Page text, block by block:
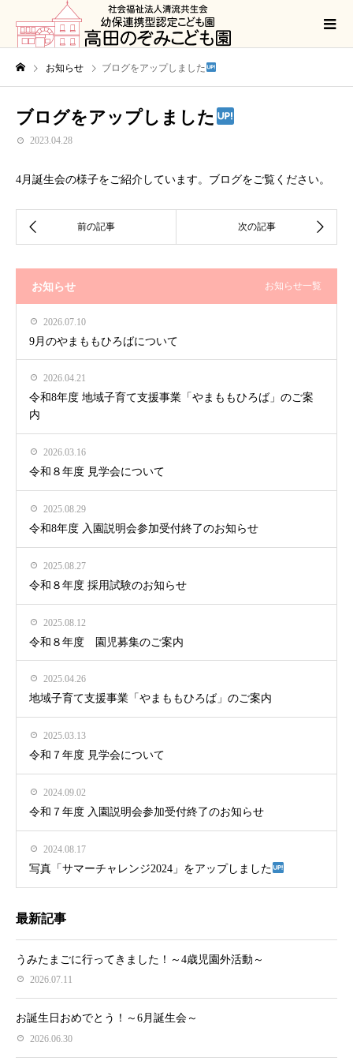
お知らせ ブログをアップしました
ブログをアップしました
2023.04.28
4月誕生会の様子をご紹介しています。ブログをご覧ください。
お知らせ お知らせ一覧
2026.07.10
9月のやまももひろばについて
2026.04.21
令和8年度 地域子育て支援事業「やまももひろば」のご案
内
2026.03.16
令和８年度 見学会について
2025.08.29
令和8年度 入園説明会参加受付終了のお知らせ
2025.08.27
令和８年度 採用試験のお知らせ
2025.08.12
令和８年度 園児募集のご案内
2025.04.26
地域子育て支援事業「やまももひろば」のご案内
2025.03.13
令和７年度 見学会について
2024.09.02
令和７年度 入園説明会参加受付終了のお知らせ
2024.08.17
写真「サマーチャレンジ2024」をアップしました
最新記事
うみたまごに行ってきました！～4歳児園外活動～
2026.07.11
お誕生日おめでとう！～6月誕生会～
2026.06.30